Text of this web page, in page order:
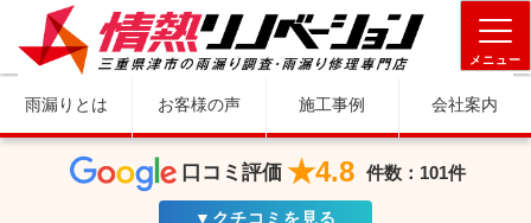
メニュー
雨漏りとは お客様の声 施工事例 会社案内
口コミ評価 ★4.8 件数：101件
▼クチコミを見る